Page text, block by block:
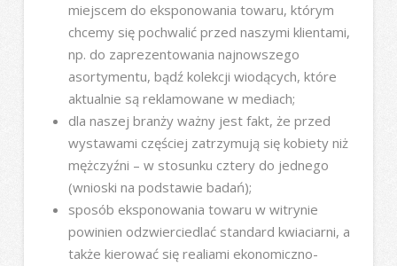
miejscem do eksponowania towaru, którym
chcemy się pochwalić przed naszymi klientami,
np. do zaprezentowania najnowszego
asortymentu, bądź kolekcji wiodących, które
aktualnie są reklamowane w mediach;
dla naszej branży ważny jest fakt, że przed
wystawami częściej zatrzymują się kobiety niż
mężczyźni – w stosunku cztery do jednego
(wnioski na podstawie badań);
sposób eksponowania towaru w witrynie
powinien odzwierciedlać standard kwiaciarni, a
także kierować się realiami ekonomiczno-